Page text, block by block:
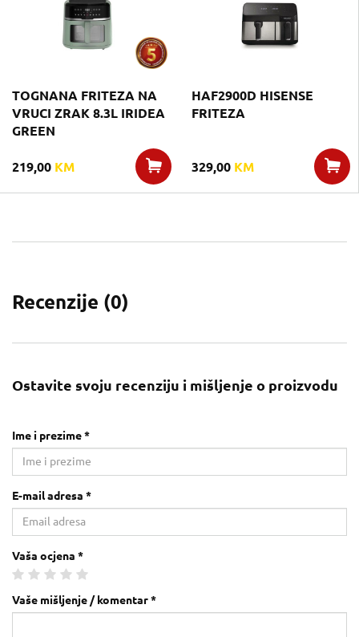
TOGNANA FRITEZA NA
VRUCI ZRAK 8.3L IRIDEA
GREEN
219,00 KM
HAF2900D HISENSE
FRITEZA
329,00 KM
Recenzije (0)
Ostavite svoju recenziju i mišljenje o proizvodu
Ime i prezime *
E-mail adresa *
Vaša ocjena *
Vaše mišljenje / komentar *